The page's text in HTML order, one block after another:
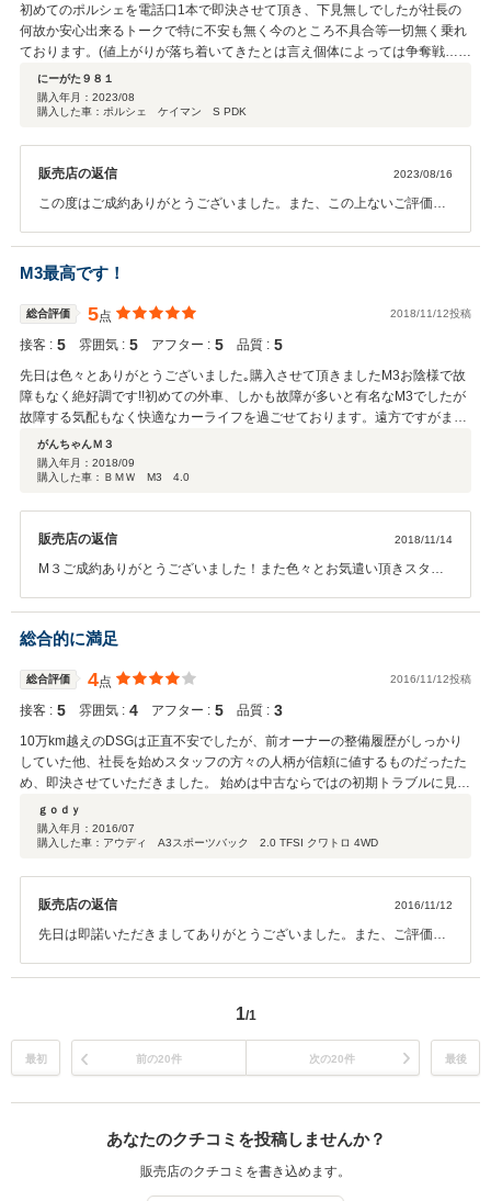
初めてのポルシェを電話口1本で即決させて頂き、下見無しでしたが社長の
何故か安心出来るトークで特に不安も無く今のところ不具合等一切無く乗れ
ております。(値上がりが落ち着いてきたとは言え個体によっては争奪戦…笑
例に漏れずこちらのケイマンも争奪戦…笑) 今後自走出来れば遠方ですが3時
間程度なので整備等もお願いしたいと思っております。 普段クチコミなどし
ませんがあまりに気持ちの良い買い物、ご対応でしたので記載致しました。
にーがた９８１
購入年月： 2023/08
購入した車：ポルシェ ケイマン S PDK
販売店の返信 2023/08/16
この度はご成約ありがとうございました。また、この上ないご評価い
不便をお掛けしないよう気を張っていますが納車時に説明させていた
だいたように何かございましたら遠慮なくお伝えください。３時間は
隣町感覚ですので笑すぐに対処させていただきます。今後とも末永く
よろしくお願い致します。ありがとうございました！m(__)m
M3最高です！
総合評価 5点 2018/11/12投稿
接客 : 5 雰囲気 : 5 アフター : 5 品質 : 5
先日は色々とありがとうございました｡購入させて頂きましたM3お陰様で故
障もなく絶好調です!!初めての外車、しかも故障が多いと有名なM3でしたが
故障する気配もなく快適なカーライフを過ごせております。遠方ですがまた
機会がありましたら宜しく御願い致します！
がんちゃんＭ３
購入年月： 2018/09
購入した車：ＢＭＷ M3 4.0
販売店の返信 2018/11/14
M３ご成約ありがとうございました！また色々とお気遣い頂きスタッ
しては万全を期しましたが、万が一何かございましたら遠慮なく申し
付けてください。 今回のご縁、本当にありがとうございました。次回
も是非お声掛けだけでもお願いいたします！
総合的に満足
総合評価 4点 2016/11/12投稿
接客 : 5 雰囲気 : 4 アフター : 5 品質 : 3
10万km越えのDSGは正直不安でしたが、前オーナーの整備履歴がしっかり
していた他、社長を始めスタッフの方々の人柄が信頼に値するものだったた
め、即決させていただきました。 始めは中古ならではの初期トラブルに見舞
われましたが、わざわざ遠方まで足を延ばして引取りに来て頂いたりとお世
話になりました。 購入から5ヶ月が経ち、何かと遠出が多い私ですが、車も
嫌と言わず快調に付いてきてくれます笑 ありがとうございました！
ｇｏｄｙ
購入年月： 2016/07
購入した車：アウディ A3スポーツバック 2.0 TFSI クワトロ 4WD
販売店の返信 2016/11/12
先日は即諾いただきましてありがとうございました。また、ご評価い
いませんでした。万全を期した整備を施したつもりでしたが結果ご迷
題出ましたら申し付けください。文末で失礼ですが色々お気遣いいた
だいたご家族の方にもよろしくお伝えください。ありがとうございま
した。
1/1
最初 前の20件 次の20件 最後
あなたのクチコミを投稿しませんか？
販売店のクチコミを書き込めます。